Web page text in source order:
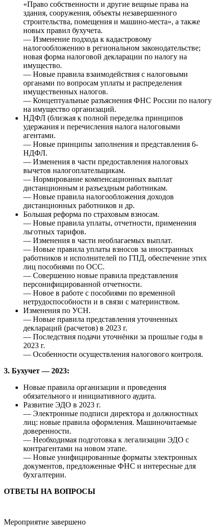
«Право собственности и другие вещные права на
здания, сооружения, объекты незавершенного
строительства, помещения и машино-места», а также
новых правил бухучета.
— Изменение подхода к кадастровому
налогообложению в региональном законодательстве;
новая форма налоговой декларации по налогу на
имущество.
— Новые правила взаимодействия с налоговыми
органами по вопросам уплаты и распределения
имущественных налогов.
— Концептуальные разъяснения ФНС России по налогу
на имущество организаций.
НДФЛ (близкая к полной переделка принципов
удержания и перечисления налога налоговыми
агентами.
— Новые принципы заполнения и представления 6-
НДФЛ.
— Изменения в части предоставления налоговых
вычетов налогоплательщикам.
— Нормирование компенсационных выплат
дистанционным и разъездным работникам.
— Новые правила налогообложения доходов
дистанционных работников и др.
Большая реформа по страховым взносам.
— Новые правила уплаты, отчетности, применения
льготных тарифов.
— Изменения в части необлагаемых выплат.
— Новые правила уплаты взносов за иностранных
работников и исполнителей по ГПД, обеспечение этих
лиц пособиями по ОСС.
— Совершенно новые правила представления
персонифицированной отчетности.
— Новое в работе с пособиями по временной
нетрудоспособности и в связи с материнством.
Изменения по УСН.
— Новые правила представления уточненных
деклараций (расчетов) в 2023 г.
— Последствия подачи уточнёнки за прошлые годы в
2023 г.
— Особенности осуществления налогового контроля.
3. Бухучет — 2023:
Новые правила организации и проведения
обязательного и инициативного аудита.
Развитие ЭДО в 2023 г.
— Электронные подписи директора и должностных
лиц: новые правила оформления. Машиночитаемые
доверенности.
— Необходимая подготовка к легализации ЭДО с
контрагентами на новом этапе.
— Новые унифицированные форматы электронных
документов, предложенные ФНС и интересные для
бухгалтерии.
ОТВЕТЫ НА ВОПРОСЫ
Мероприятие завершено